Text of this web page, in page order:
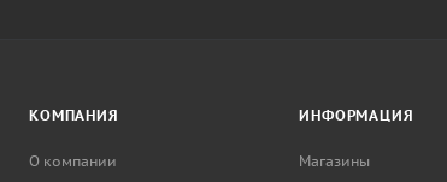
КОМПАНИЯ
О компании
ИНФОРМАЦИЯ
Магазины